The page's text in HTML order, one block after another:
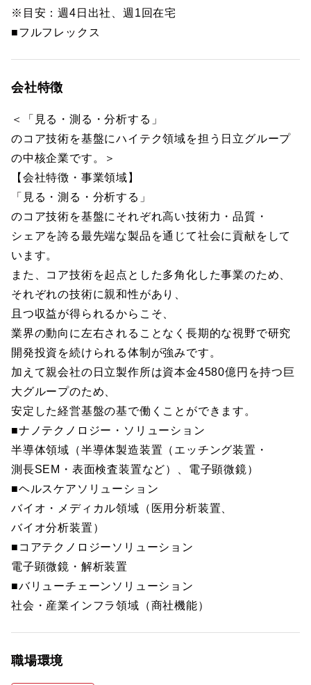
※目安：週4日出社、週1回在宅
■フルフレックス
会社特徴
＜「見る・測る・分析する」
のコア技術を基盤にハイテク領域を担う日立グループ
の中核企業です。＞
【会社特徴・事業領域】
「見る・測る・分析する」
のコア技術を基盤にそれぞれ高い技術力・品質・
シェアを誇る最先端な製品を通じて社会に貢献をして
います。
また、コア技術を起点とした多角化した事業のため、
それぞれの技術に親和性があり、
且つ収益が得られるからこそ、
業界の動向に左右されることなく長期的な視野で研究
開発投資を続けられる体制が強みです。
加えて親会社の日立製作所は資本金4580億円を持つ巨
大グループのため、
安定した経営基盤の基で働くことができます。
■ナノテクノロジー・ソリューション
半導体領域（半導体製造装置（エッチング装置・
測長SEM・表面検査装置など）、電子顕微鏡）
■ヘルスケアソリューション
バイオ・メディカル領域（医用分析装置、
バイオ分析装置）
■コアテクノロジーソリューション
電子顕微鏡・解析装置
■バリューチェーンソリューション
社会・産業インフラ領域（商社機能）
職場環境